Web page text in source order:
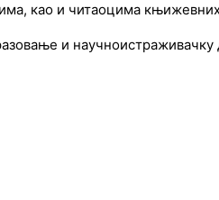
као и читаоцима
и